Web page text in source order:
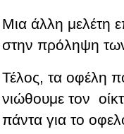
Μια άλλη μελέτη
στην πρόληψη
Τέλος, τα οφέλη
νιώθουμε τον
πάντα για το